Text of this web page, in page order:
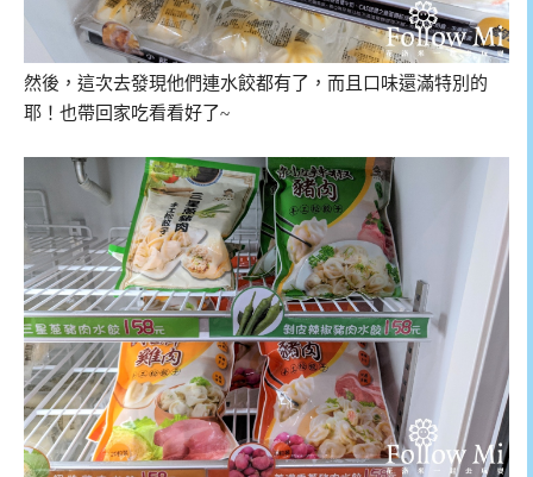
然後，這次去發現他們連水餃都有了，而且口味還滿特別的
耶！也帶回家吃看看好了~